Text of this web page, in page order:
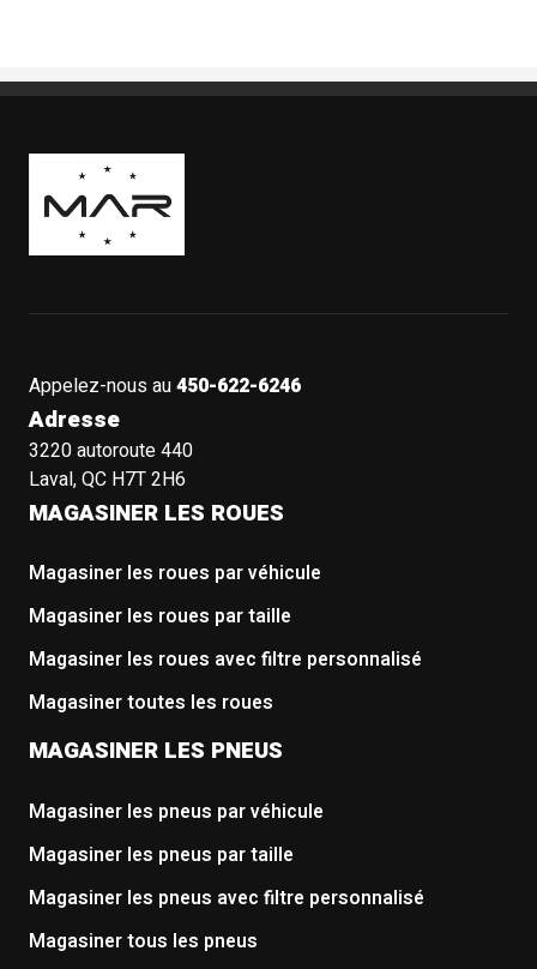
Boutique Mags à Rabais
Appelez-nous au450-622-6246
Adresse
3220 autoroute 440
Laval, QC H7T 2H6
MAGASINER LES ROUES
Magasiner les roues par véhicule
Magasiner les roues par taille
Magasiner les roues avec filtre personnalisé
Magasiner toutes les roues
MAGASINER LES PNEUS
Magasiner les pneus par véhicule
Magasiner les pneus par taille
Magasiner les pneus avec filtre personnalisé
Magasiner tous les pneus